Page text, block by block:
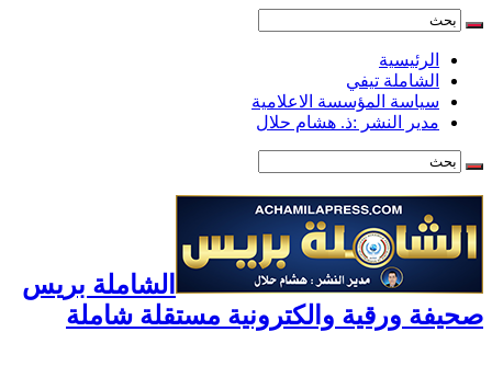
الرئيسية
الشاملة تيفي
سياسة المؤسسة الاعلامية
مدير النشر :ذ. هشام حلال
الشاملة بريس
صحيفة ورقية والكترونية مستقلة شاملة